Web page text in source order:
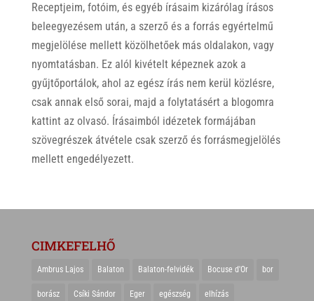
Receptjeim, fotóim, és egyéb írásaim kizárólag írásos
beleegyezésem után, a szerző és a forrás egyértelmű
megjelölése mellett közölhetőek más oldalakon, vagy
nyomtatásban. Ez alól kivételt képeznek azok a
gyűjtőportálok, ahol az egész írás nem kerül közlésre,
csak annak első sorai, majd a folytatásért a blogomra
kattint az olvasó. Írásaimból idézetek formájában
szövegrészek átvétele csak szerző és forrásmegjelölés
mellett engedélyezett.
CIMKEFELHŐ
Ambrus Lajos Balaton Balaton-felvidék Bocuse d'Or bor
borász Csíki Sándor Eger egészség elhízás